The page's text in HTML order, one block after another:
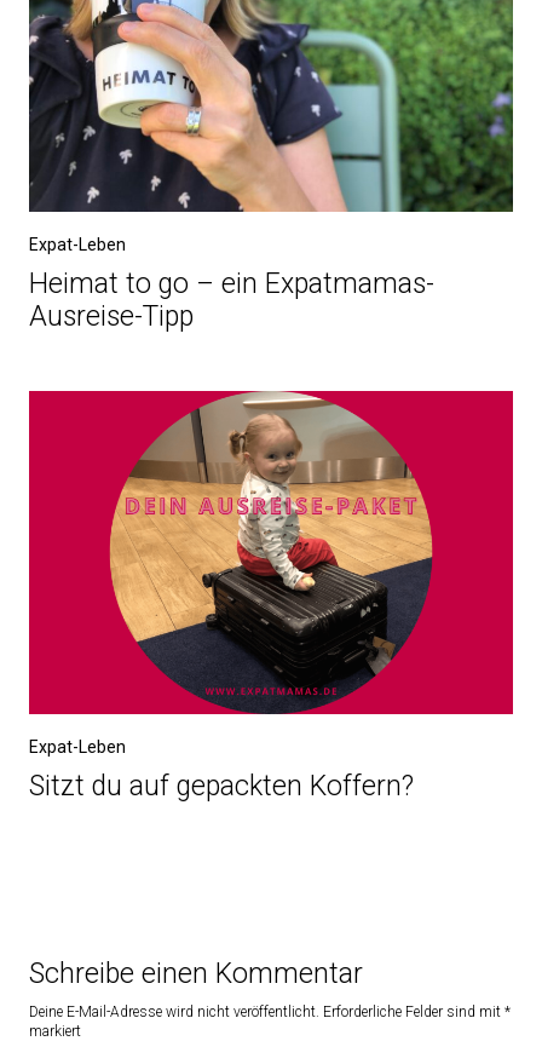
Expat-Leben
Heimat to go – ein Expatmamas-
Ausreise-Tipp
Expat-Leben
Sitzt du auf gepackten Koffern?
Schreibe einen Kommentar
Deine E-Mail-Adresse wird nicht veröffentlicht. Erforderliche Felder sind mit *
markiert